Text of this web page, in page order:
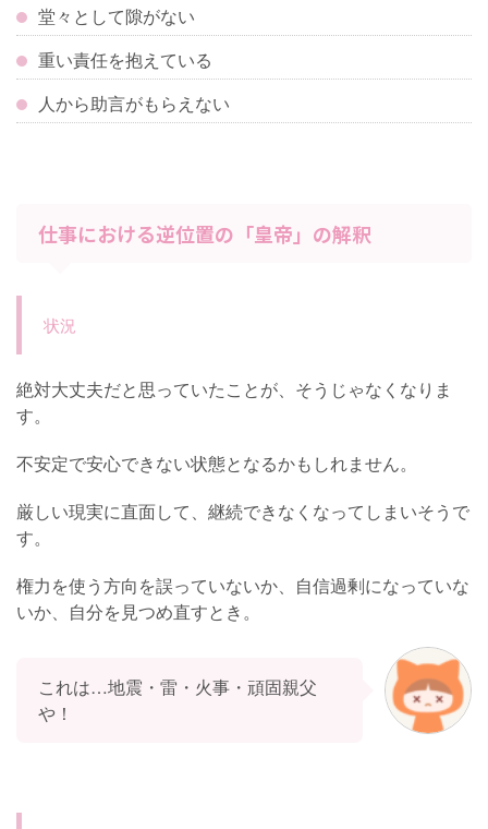
堂々として隙がない
重い責任を抱えている
人から助言がもらえない
仕事における逆位置の「皇帝」の解釈
状況
絶対大丈夫だと思っていたことが、そうじゃなくなりま
す。
不安定で安心できない状態となるかもしれません。
厳しい現実に直面して、継続できなくなってしまいそうで
す。
権力を使う方向を誤っていないか、自信過剰になっていな
いか、自分を見つめ直すとき。
これは…地震・雷・火事・頑固親父
や！